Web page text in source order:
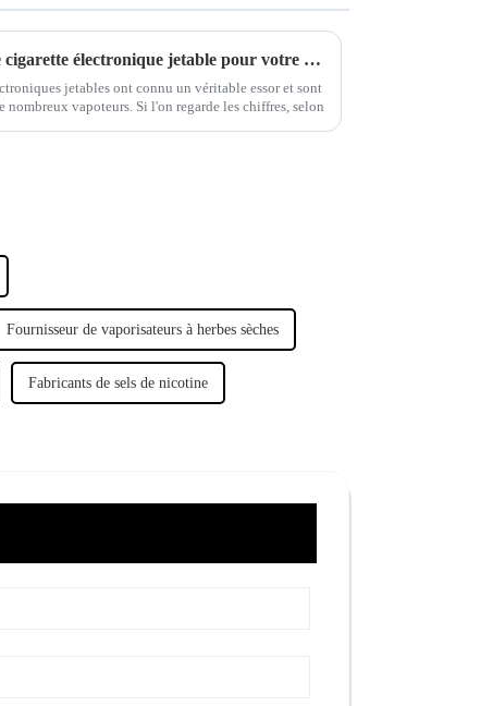
Comment choisir la meilleure cigarette électronique jetable pour votre expérience de vapotage
jetables ont connu un véritable essor et sont
vapoteurs. Si l'on regarde les chiffres, selon
Fournisseur de vaporisateurs à herbes sèches
Fabricants de sels de nicotine